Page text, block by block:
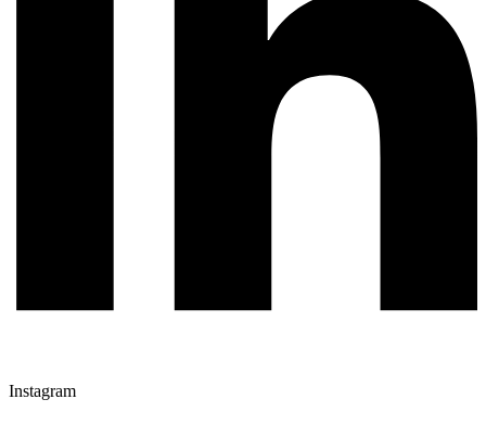
Instagram